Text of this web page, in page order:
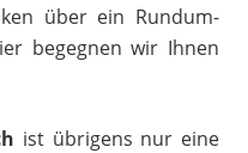
über ein Rundum-
begegnen wir Ihnen
ist übrigens nur eine